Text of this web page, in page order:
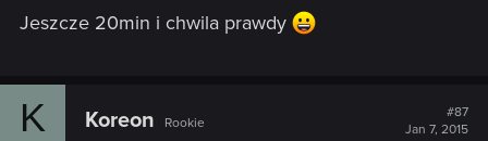
:
Jeszcze 20min i chwila prawdy
K Koreon Rookie
#87
Jan 7, 2015